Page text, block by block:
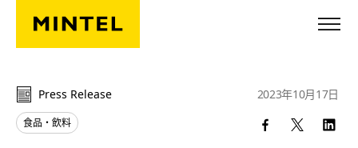
Skip to main content
Press Release
食品・飲料
2023年10月17日